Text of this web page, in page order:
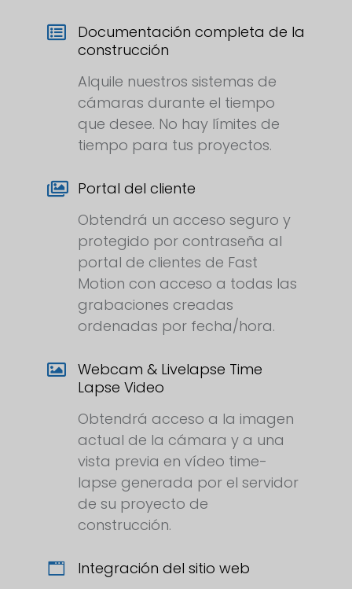
Documentación completa de la
construcción
Alquile nuestros sistemas de
cámaras durante el tiempo
que desee. No hay límites de
tiempo para tus proyectos.
Portal del cliente
Obtendrá un acceso seguro y
protegido por contraseña al
portal de clientes de Fast
Motion con acceso a todas las
grabaciones creadas
ordenadas por fecha/hora.
Webcam & Livelapse Time
Lapse Video
Obtendrá acceso a la imagen
actual de la cámara y a una
vista previa en vídeo time-
lapse generada por el servidor
de su proyecto de
construcción.
Integración del sitio web